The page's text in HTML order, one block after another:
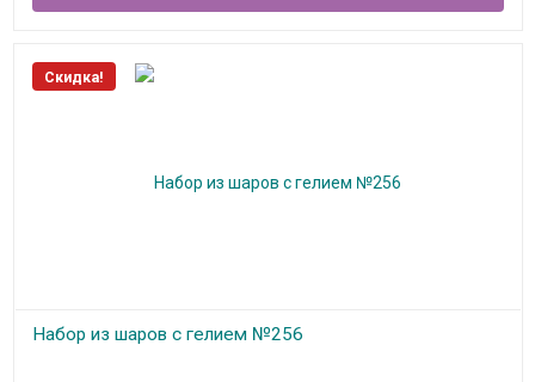
Скидка!
Набор из шаров с гелием №256